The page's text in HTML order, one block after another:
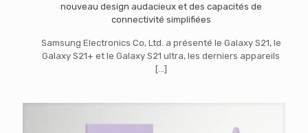
nouveau design audacieux et des capacités de
connectivité simplifiées
Samsung Electronics Co, Ltd. a présenté le Galaxy S21, le
Galaxy S21+ et le Galaxy S21 ultra, les derniers appareils
[…]